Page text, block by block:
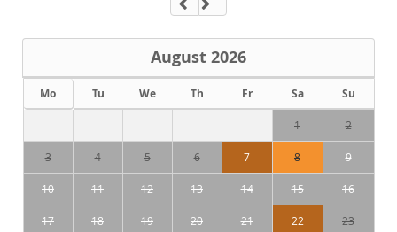
August 2026
Mo Tu We Th Fr Sa Su
1 2
3 4 5 6 7 8 9
10 11 12 13 14 15 16
17 18 19 20 21 22 23